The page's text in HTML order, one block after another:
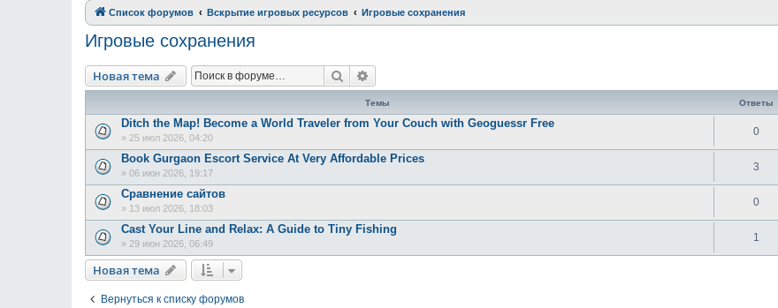
Список форумов Вскрытие игровых ресурсов Игровые сохранения
Игровые сохранения
Новая тема Поиск
Темы Ответы
Ditch the Map! Become a World Traveler from Your Couch with Geoguessr Free
» 25 июл 2026, 04:20
0
Book Gurgaon Escort Service At Very Affordable Prices
» 06 июн 2026, 19:17
3
Сравнение сайтов
» 13 июл 2026, 18:03
0
Cast Your Line and Relax: A Guide to Tiny Fishing
» 29 июн 2026, 06:49
1
Новая тема
Вернуться к списку форумов